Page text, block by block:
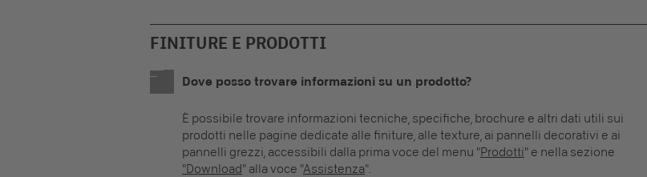
FINITURE E PRODOTTI
Dove posso trovare informazioni su un prodotto?
È possibile trovare informazioni tecniche, specifiche, brochure e altri dati utili sui
prodotti nelle pagine dedicate alle finiture, alle texture, ai pannelli decorativi e ai
pannelli grezzi, accessibili dalla prima voce del menu "Prodotti" e nella sezione
"Download" alla voce "Assistenza".